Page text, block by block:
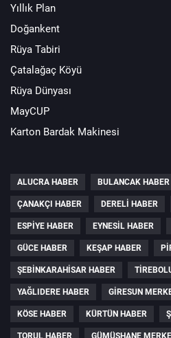
Yıllık Plan
Doğankent
Rüya Tabiri
Çatalağaç Köyü
Rüya Dünyası
MayCUP
Karton Bardak Makinesi
ALUCRA HABER BULANCAK HABER
ÇANAKÇI HABER DERELI HABER
ESPIYE HABER EYNESIL HABER
GÜCE HABER KEŞAP HABER
ŞEBINKARAHISAR HABER
YAĞLIDERE HABER GIRESUN
KÖSE HABER KÜRTÜN HABER
TORUL HABER GÜMÜŞHANE